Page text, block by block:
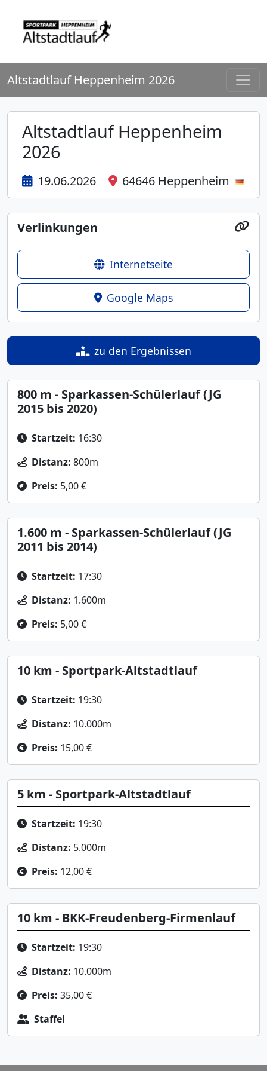
Altstadtlauf Heppenheim 2026
Altstadtlauf Heppenheim
2026
19.06.2026 64646 Heppenheim
zu den Ergebnissen
800 m - Sparkassen-Schülerlauf (JG
2015 bis 2020)
Startzeit: 16:30
Distanz: 800m
Preis: 5,00 €
1.600 m - Sparkassen-Schülerlauf (JG
2011 bis 2014)
Startzeit: 17:30
Distanz: 1.600m
Preis: 5,00 €
10 km - Sportpark-Altstadtlauf
Startzeit: 19:30
Distanz: 10.000m
Preis: 15,00 €
5 km - Sportpark-Altstadtlauf
Startzeit: 19:30
Distanz: 5.000m
Preis: 12,00 €
10 km - BKK-Freudenberg-Firmenlauf
Startzeit: 19:30
Distanz: 10.000m
Preis: 35,00 €
Staffel
Verlinkungen
Internetseite
Google Maps